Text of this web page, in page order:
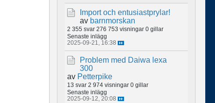
Import och entusiastprylar!
av barnmorskan
2 355 svar 276 753 visningar 0 gillar
Senaste inlägg
2025-09-21, 16:38
Problem med Daiwa lexa
300
av Petterpike
13 svar 2 974 visningar 0 gillar
Senaste inlägg
2025-09-12, 20:08